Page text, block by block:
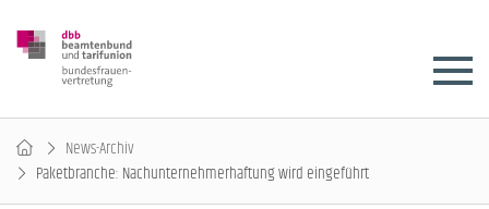
News-Archiv
Paketbranche: Nachunternehmerhaftung wird eingeführt